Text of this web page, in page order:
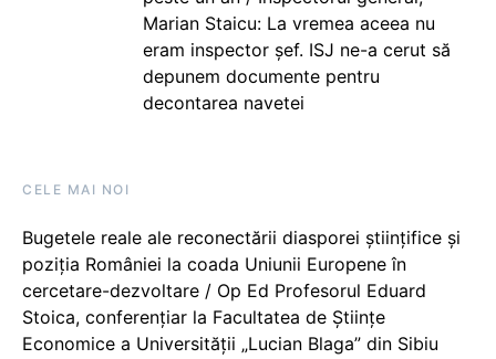
Marian Staicu: La vremea aceea nu
eram inspector șef. ISJ ne-a cerut să
depunem documente pentru
decontarea navetei
CELE MAI NOI
Bugetele reale ale reconectării diasporei științifice și
poziția României la coada Uniunii Europene în
cercetare-dezvoltare / Op Ed Profesorul Eduard
Stoica, conferențiar la Facultatea de Științe
Economice a Universității „Lucian Blaga” din Sibiu